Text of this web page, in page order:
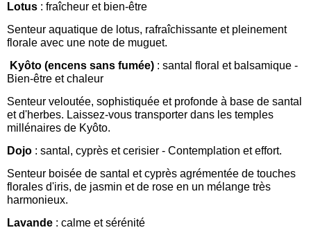
Lotus : fraîcheur et bien-être
Senteur aquatique de lotus, rafraîchissante et pleinement
florale avec une note de muguet.
Kyôto (encens sans fumée) : santal floral et balsamique -
Bien-être et chaleur
Senteur veloutée, sophistiquée et profonde à base de santal
et d'herbes. Laissez-vous transporter dans les temples
millénaires de Kyôto.
Dojo : santal, cyprès et cerisier - Contemplation et effort.
Senteur boisée de santal et cyprès agrémentée de touches
florales d'iris, de jasmin et de rose en un mélange très
harmonieux.
Lavande : calme et sérénité